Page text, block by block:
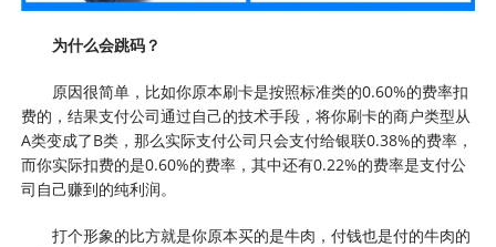
为什么会跳码？
原因很简单，比如你原本刷卡是按照标准类的0.60%的费率扣
费的，结果支付公司通过自己的技术手段，将你刷卡的商户类型从
A类变成了B类，那么实际支付公司只会支付给银联0.38%的费率，
而你实际扣费的是0.60%的费率，其中还有0.22%的费率是支付公
司自己赚到的纯利润。
打个形象的比方就是你原本买的是牛肉，付钱也是付的牛肉的